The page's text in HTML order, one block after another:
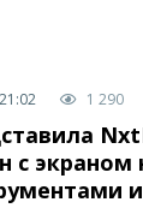
1 290
с экраном